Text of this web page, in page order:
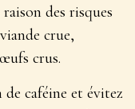
des risques
crue,
crus.
caféine et évitez